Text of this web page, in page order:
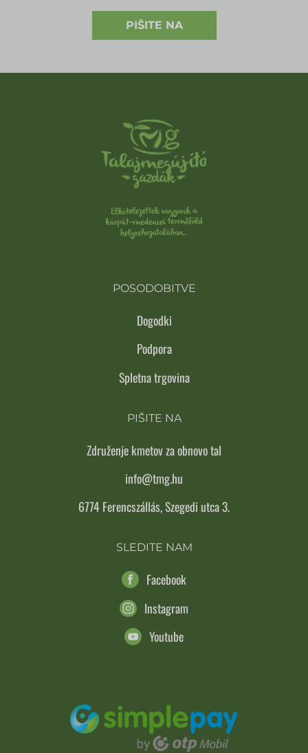
PIŠITE NA
POSODOBITVE
Dogodki
Podpora
Spletna trgovina
PIŠITE NA
Združenje kmetov za obnovo tal
info@tmg.hu
6774 Ferencszállás, Szegedi utca 3.
SLEDITE NAM
Facebook
Instagram
Youtube